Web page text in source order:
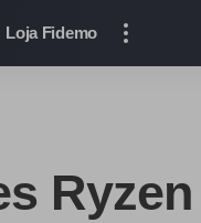
Loja Fidemo
Ryzen